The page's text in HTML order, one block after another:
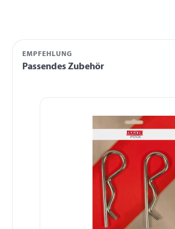
EMPFEHLUNG
Passendes Zubehör